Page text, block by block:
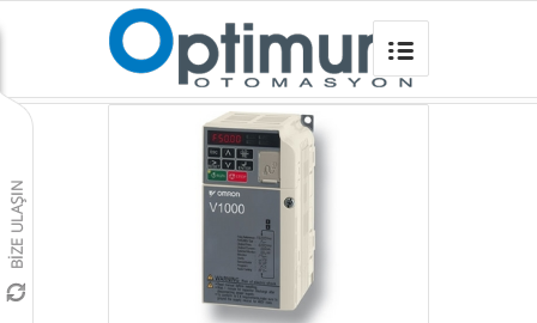
Yaskawa CIMR-VCBA0001BAA
Omron Türkiye Frekans İnvertörleri
Yaskawa V1000 INVERTER /